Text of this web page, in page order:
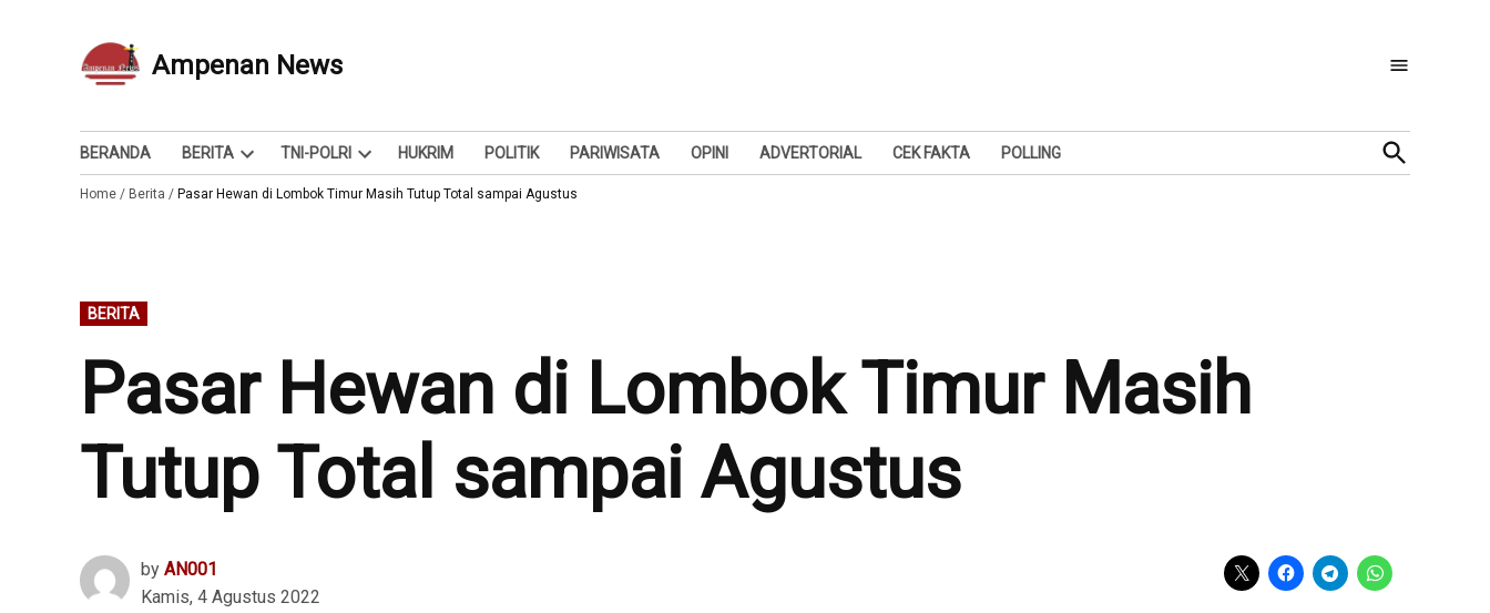
Ampenan News
Berita dan Info
BERANDA BERITA
Open
dropdown
TNI-POLRI
Open
dropdown
HUKRIM POLITIK PARIWISATA OPINI ADVERTORIAL CEK FAKTA POLLING
Open
Search
Home / Berita / Pasar Hewan di Lombok Timur Masih Tutup Total sampai Agustus
POSTED
IN
BERITA
Pasar Hewan di Lombok Timur Masih
Tutup Total sampai Agustus
by AN001
Kamis, 4 Agustus 2022